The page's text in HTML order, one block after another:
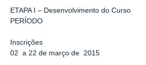
ETAPA I – Desenvolvimento do Curso
PERÍODO
Inscrições
02 a 22 de março de 2015